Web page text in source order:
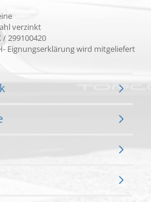
verzinkt
/ 299100420
Eignungserklärung wird mitgeliefert